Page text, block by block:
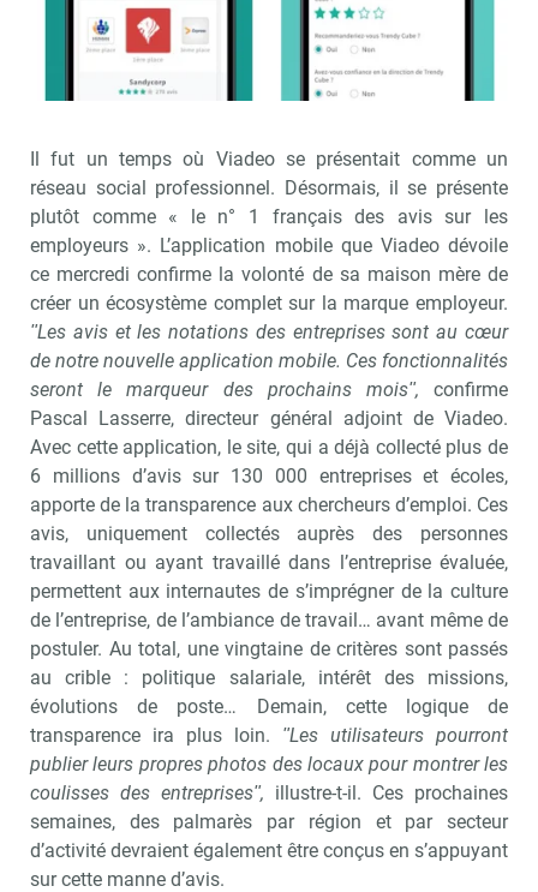
Il fut un temps où Viadeo se présentait comme un
réseau social professionnel. Désormais, il se présente
plutôt comme « le n° 1 français des avis sur les
employeurs ». L’application mobile que Viadeo dévoile
ce mercredi confirme la volonté de sa maison mère de
créer un écosystème complet sur la marque employeur.
ʺLes avis et les notations des entreprises sont au cœur
de notre nouvelle application mobile. Ces fonctionnalités
seront le marqueur des prochains moisʺ, confirme
Pascal Lasserre, directeur général adjoint de Viadeo.
Avec cette application, le site, qui a déjà collecté plus de
6 millions d’avis sur 130 000 entreprises et écoles,
apporte de la transparence aux chercheurs d’emploi. Ces
avis, uniquement collectés auprès des personnes
travaillant ou ayant travaillé dans l’entreprise évaluée,
permettent aux internautes de s’imprégner de la culture
de l’entreprise, de l’ambiance de travail… avant même de
postuler. Au total, une vingtaine de critères sont passés
au crible : politique salariale, intérêt des missions,
évolutions de poste… Demain, cette logique de
transparence ira plus loin. ʺLes utilisateurs pourront
publier leurs propres photos des locaux pour montrer les
coulisses des entreprisesʺ, illustre-t-il. Ces prochaines
semaines, des palmarès par région et par secteur
d’activité devraient également être conçus en s’appuyant
sur cette manne d’avis.